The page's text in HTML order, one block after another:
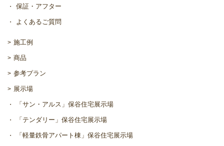
保証・アフター
よくあるご質問
施工例
商品
参考プラン
展示場
「サン・アルス」保谷住宅展示場
「テンダリー」保谷住宅展示場
「軽量鉄骨アパート棟」保谷住宅展示場